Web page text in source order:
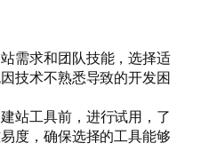
需求和团队技能，选择适
技术不熟悉导致的开发困
建站工具前，进行试用，了
度，确保选择的工具能够